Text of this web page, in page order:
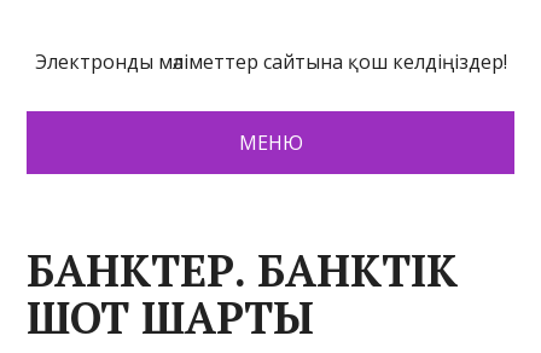
Электронды мәліметтер сайтына қош келдіңіздер!
МЕНЮ
БАНКТЕР. БАНКТІК
ШОТ ШАРТЫ